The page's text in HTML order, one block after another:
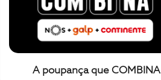
A poupança que COMBINA